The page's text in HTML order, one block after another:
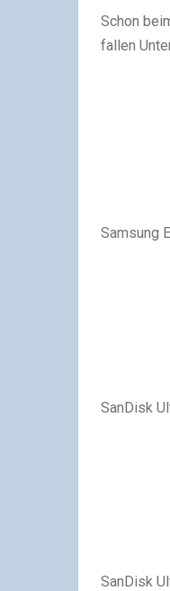
Schon
fallen
Samsung
SanDisk
SanDisk